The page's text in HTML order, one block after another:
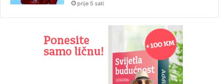
prije 5 sati